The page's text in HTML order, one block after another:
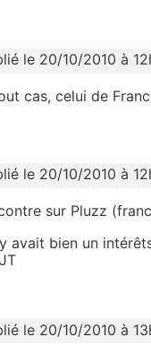
le 20/10/2010 à
cas, celui de
le 20/10/2010 à
sur Pluzz
avait bien un
le 20/10/2010 à